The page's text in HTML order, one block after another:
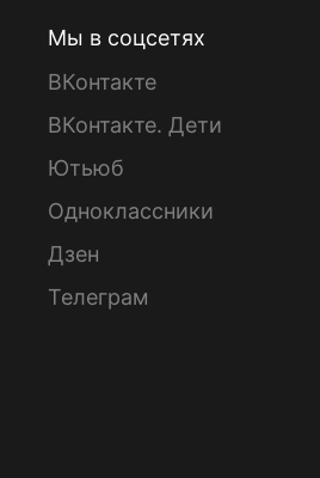
Мы в соцсетях
ВКонтакте
ВКонтакте. Дети
Ютьюб
Одноклассники
Дзен
Телеграм